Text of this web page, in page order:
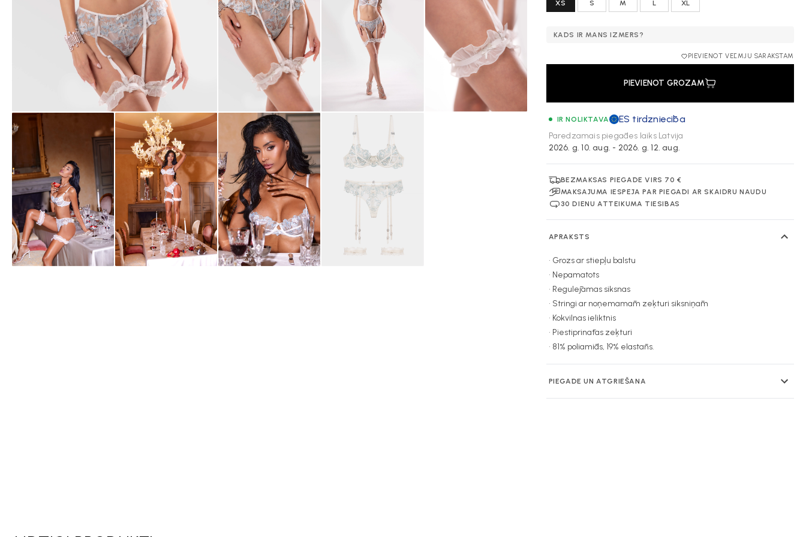
XS S M L XL
KĀDS IR MANS IZMĒRS?
PIEVIENOT VĒLMJU SARAKSTAM
PIEVIENOT GROZAM
IR NOLIKTAVĀ ES tirdzniecība
Paredzamais piegādes laiks Latvija
2026. g. 10. aug. - 2026. g. 12. aug.
BEZMAKSAS PIEGĀDE VIRS 70 €
MAKSĀJUMA IESPĒJA PAR PIEGĀDI AR SKAIDRU NAUDU
30 DIENU ATTEIKUMA TIESĪBAS
APRAKSTS
• Grozs ar stiepļu balstu
• Nepamatots
• Regulējamas siksnas
• Stringi ar noņemamām zeķturi siksniņām
• Kokvilnas ieliktnis
• Piestiprinātas zeķturi
• 81% poliamīds, 19% elastāns.
PIEGĀDE UN ATGRIEŠANA